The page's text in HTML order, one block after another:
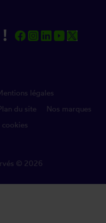
légales
du site
Nos marques
cookies
© 2026